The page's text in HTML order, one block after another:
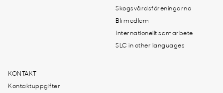
Skogsvårdsföreningarna
Bli medlem
Internationellt samarbete
SLC in other languages
KONTAKT
Kontaktuppgifter